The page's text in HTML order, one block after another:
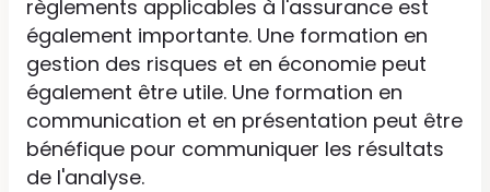
règlements applicables à l'assurance est
également importante. Une formation en
gestion des risques et en économie peut
également être utile. Une formation en
communication et en présentation peut être
bénéfique pour communiquer les résultats
de l'analyse.